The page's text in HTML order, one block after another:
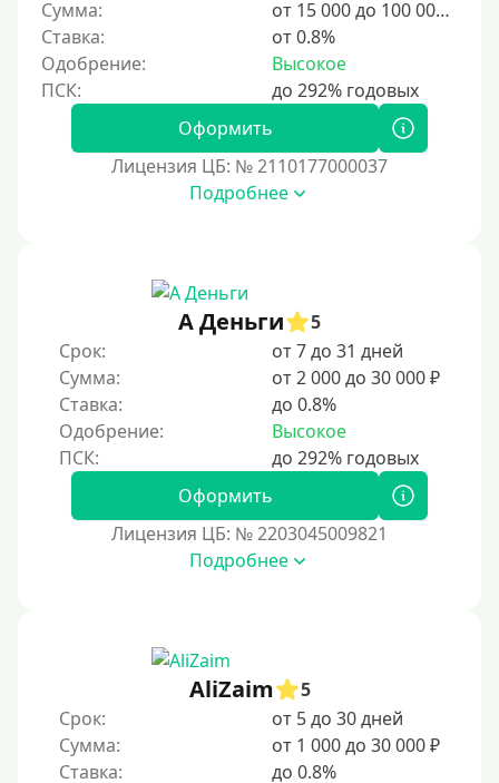
Сумма:
от 15 000 до 100 000 ₽
Ставка:
от 0.8%
Одобрение:
Высокое
Оформить
Лицензия ЦБ: № 2110177000037
Подробнее
А Деньги
5
Срок:
от 7 до 31 дней
Сумма:
от 2 000 до 30 000 ₽
Ставка:
до 0.8%
Одобрение:
Высокое
Оформить
Лицензия ЦБ: № 2203045009821
Подробнее
AliZaim
5
Срок:
от 5 до 30 дней
Сумма:
от 1 000 до 30 000 ₽
Ставка:
до 0.8%